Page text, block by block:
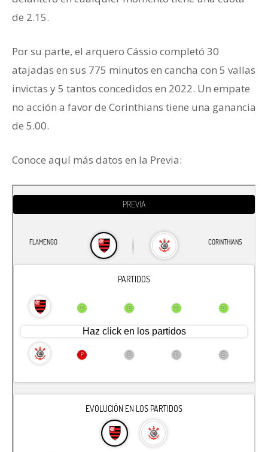
de 2.15.
Por su parte, el arquero Cássio completó 30
atajadas en sus 775 minutos en cancha con 5 vallas
invictas y 5 tantos concedidos en 2022. Un empate
no acción a favor de Corinthians tiene una ganancia
de 5.00.
Conoce aquí más datos en la Previa: